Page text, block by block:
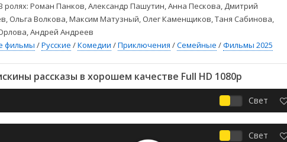
ролях: Роман Панков, Александр Пашутин, Анна Пескова, Дмитрий
Ольга Волкова, Максим Матузный, Олег Каменщиков, Таня Сабинова,
Андрей Андреев
фильмы /Русские /Комедии /Приключения /Семейные /Фильмы 2025
рассказы в хорошем качестве Full HD 1080p
Свет
Свет